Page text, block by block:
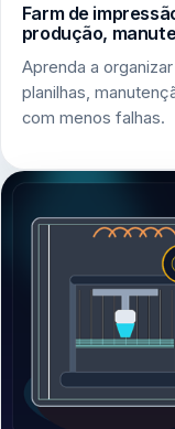
Farm de
produção,
Aprenda a
planilhas,
com menos falhas.